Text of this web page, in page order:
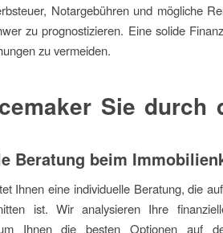
Notargebühren und mögliche
zu prognostizieren. Eine solide
zu vermeiden.
Sie durch
Beratung beim
Ihnen eine individuelle Beratung, die
ist. Wir analysieren Ihre
Ihnen die besten Optionen auf